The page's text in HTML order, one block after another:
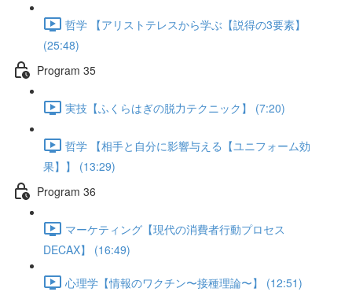
哲学 【アリストテレスから学ぶ【説得の3要素】
(25:48)
Program 35
実技【ふくらはぎの脱力テクニック】 (7:20)
哲学 【相手と自分に影響与える【ユニフォーム効
果】】 (13:29)
Program 36
マーケティング【現代の消費者行動プロセス
DECAX】 (16:49)
心理学【情報のワクチン〜接種理論〜】 (12:51)